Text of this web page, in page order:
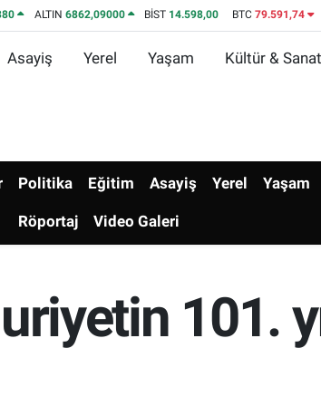
ALTIN 6862,09000 BİST 14.598,00 BTC 79.591,74
Asayiş Yerel Yaşam Kültür & Sanat
Politika Eğitim Asayiş Yerel Yaşam
Röportaj Video Galeri
101.